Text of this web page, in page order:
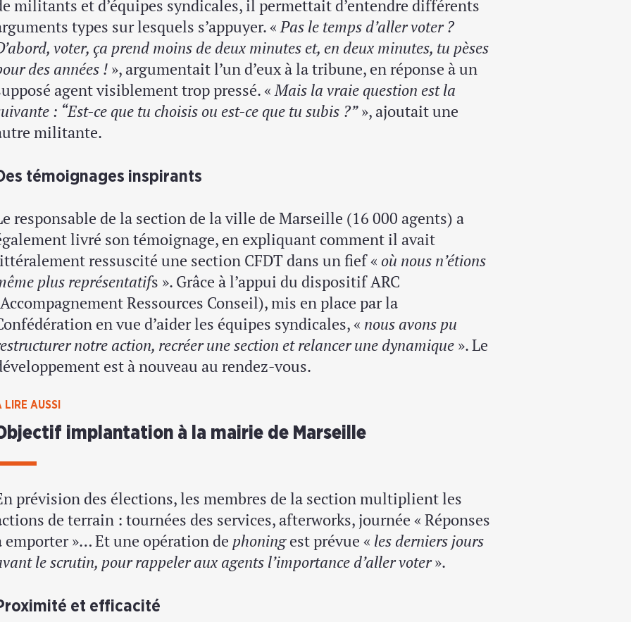
militants et d’équipes syndicales, il permettait d’entendre différents
types sur lesquels s’appuyer. « Pas le temps d’aller voter ?
voter, ça prend moins de deux minutes et, en deux minutes, tu pèses
des années ! », argumentait l’un d’eux à la tribune, en réponse à un
agent visiblement trop pressé. « Mais la vraie question est la
: “Est-ce que tu choisis ou est-ce que tu subis ?”», ajoutait une
militante.
témoignages inspirants
responsable de la section de la ville de Marseille (16 000 agents) a
livré son témoignage, en expliquant comment il avait
ressuscité une section CFDT dans un fief « où nous n’étions
plus représentatifs ». Grâce à l’appui du dispositif ARC
Ressources Conseil), mis en place par la
en vue d’aider les équipes syndicales, « nous avons pu
notre action, recréer une section et relancer une dynamique ». Le
est à nouveau au rendez-vous.
LIRE AUSSI
implantation à la mairie de Marseille
prévision des élections, les membres de la section multiplient les
de terrain : tournées des services, afterworks, journée « Réponses
emporter »… Et une opération de phoningest prévue « les derniers jours
le scrutin, pour rappeler aux agents l’importance d’aller voter».
et efficacité